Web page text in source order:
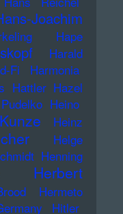
Joachim
Hape
Harald
Fi Harmonia
Hattler Hazel
Heino
Heinz
Helge
Henning
Herbert
Hermeto
Hitler